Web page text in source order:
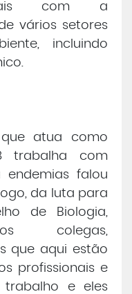
com a
vários setores
incluindo
que atua como
trabalha com
falou
da luta para
de Biologia,
colegas,
que aqui estão
profissionais e
e eles